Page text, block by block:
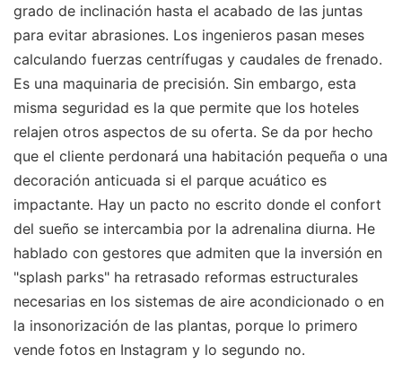
grado de inclinación hasta el acabado de las juntas
para evitar abrasiones. Los ingenieros pasan meses
calculando fuerzas centrífugas y caudales de frenado.
Es una maquinaria de precisión. Sin embargo, esta
misma seguridad es la que permite que los hoteles
relajen otros aspectos de su oferta. Se da por hecho
que el cliente perdonará una habitación pequeña o una
decoración anticuada si el parque acuático es
impactante. Hay un pacto no escrito donde el confort
del sueño se intercambia por la adrenalina diurna. He
hablado con gestores que admiten que la inversión en
"splash parks" ha retrasado reformas estructurales
necesarias en los sistemas de aire acondicionado o en
la insonorización de las plantas, porque lo primero
vende fotos en Instagram y lo segundo no.